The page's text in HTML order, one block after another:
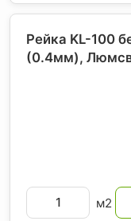
Рейка KL-100
(0.4мм),
м2